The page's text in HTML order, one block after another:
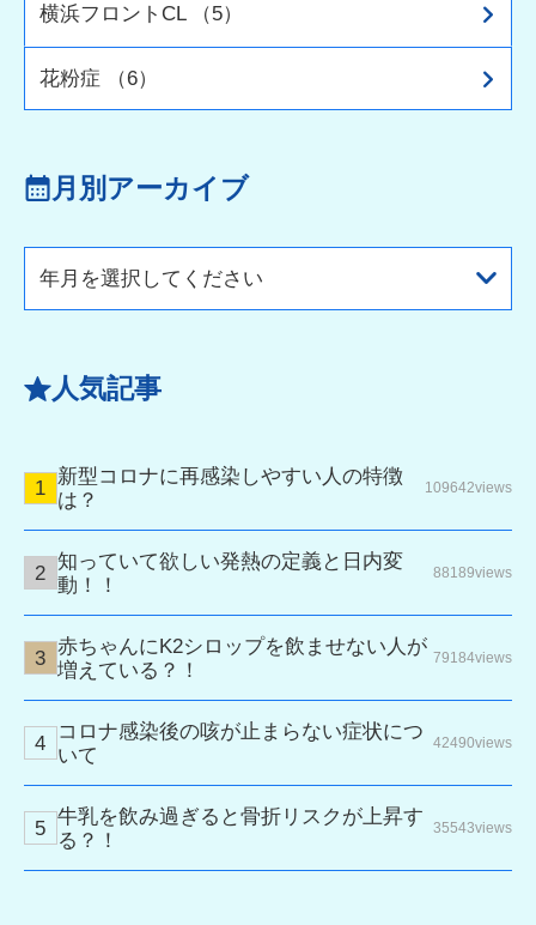
横浜フロントCL （5）
花粉症 （6）
月別アーカイブ
年月を選択してください
人気記事
新型コロナに再感染しやすい人の特徴
は？
109642views
知っていて欲しい発熱の定義と日内変
動！！
88189views
赤ちゃんにK2シロップを飲ませない人が
増えている？！
79184views
コロナ感染後の咳が止まらない症状につ
いて
42490views
牛乳を飲み過ぎると骨折リスクが上昇す
る？！
35543views